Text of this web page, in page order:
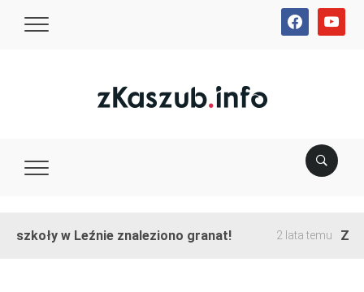
facebookyoutube
szkoły w Leźnie znaleziono granat! 2 lata temu